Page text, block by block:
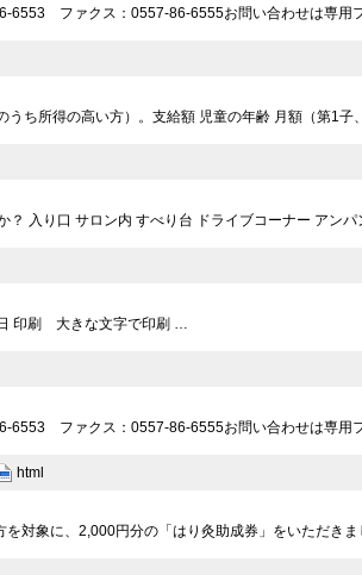
6553 ファクス：0557-86-6555お問い合わせは専用
うち所得の高い方）。支給額 児童の年齢 月額（第1
？ 入り口 サロン内 すべり台 ドライブコーナー アン
印刷 大きな文字で印刷 …
6553 ファクス：0557-86-6555お問い合わせは専用
html
を対象に、2,000円分の「はり灸助成券」をいただき